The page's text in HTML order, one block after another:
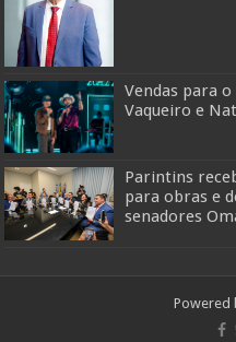
Vendas para
Vaqueiro e
Parintins
para obras e
senadores
Powered